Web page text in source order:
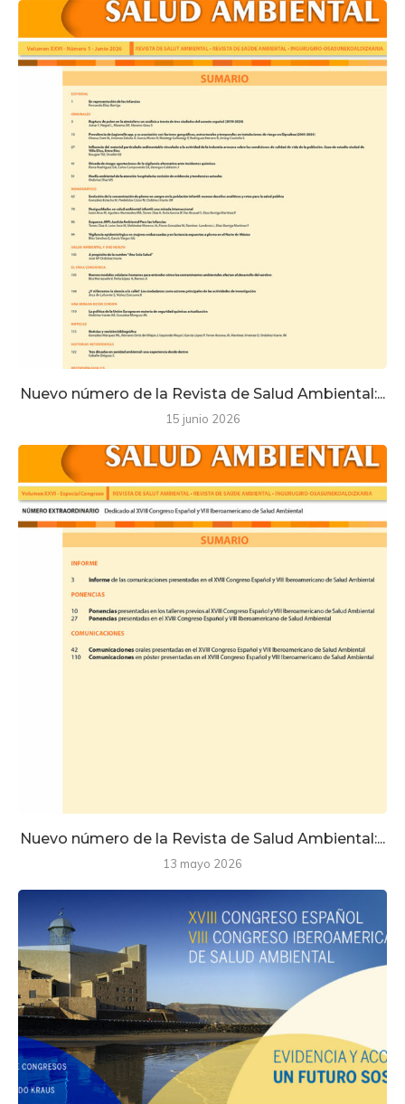
Nuevo número de la Revista de Salud Ambiental:...
15 junio 2026
Nuevo número de la Revista de Salud Ambiental:...
13 mayo 2026